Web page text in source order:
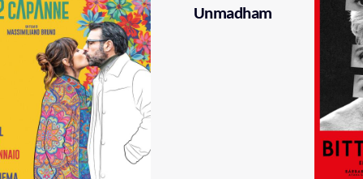
Unmadham